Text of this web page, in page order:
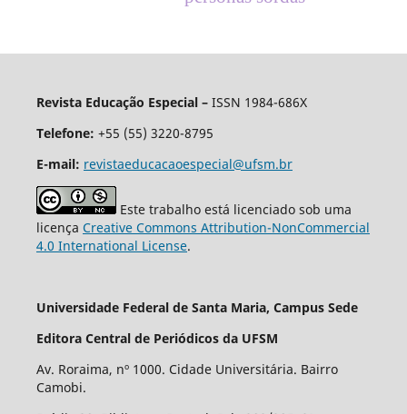
Revista Educação Especial – ISSN 1984-686X
Telefone: +55 (55) 3220-8795
E-mail: revistaeducacaoespecial@ufsm.br
Este trabalho está licenciado sob uma
licença Creative Commons Attribution-NonCommercial
4.0 International License.
Universidade Federal de Santa Maria, Campus Sede
Editora Central de Periódicos da UFSM
Av. Roraima, nº 1000. Cidade Universitária. Bairro
Camobi.